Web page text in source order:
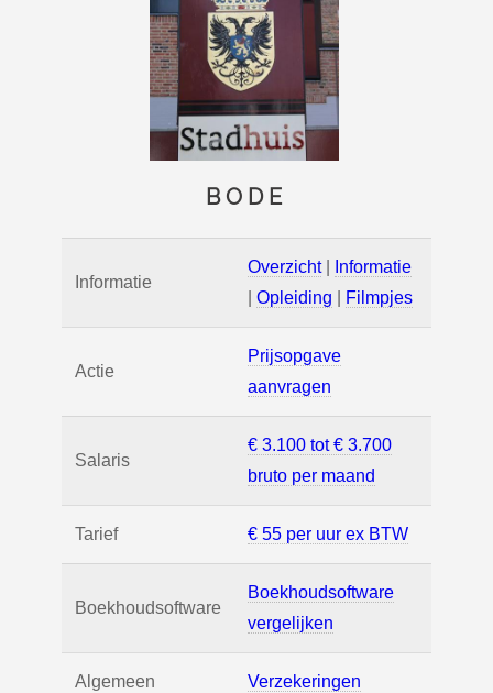
BODE
Informatie
Overzicht|
Informatie
Opleiding Filmpjes
Actie
Prijsopgave
aanvragen
Salaris
€ 3.100 tot € 3.700
bruto per maand
Tarief € 55 per uur ex BTW
Boekhoudsoftware
Boekhoudsoftware
vergelijken
Algemeen Verzekeringen